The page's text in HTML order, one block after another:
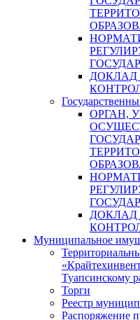
ДОКЛАД
ОРГАН,
ДОКЛАД
Муниципальное
Туапсинскому
Торги
Реестр
Распоряжение